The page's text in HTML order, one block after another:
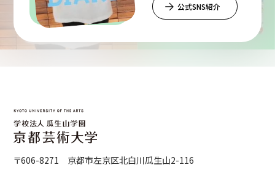
公式SNS紹介
〒606-8271 京都市左京区北白川瓜生山2-116